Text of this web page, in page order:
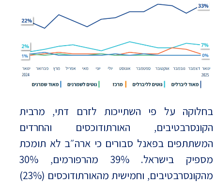
בחלוקה על פי השתייכות לזרם דתי, מרבית
הקונסרבטיבים, האורתודוכסים והחרדים
המשתתפים בפאנל סבורים כי ארה״ב לא תומכת
מספיק בישראל. 39% מהרפורמים, 30%
מהקונסרבטיבים, וחמישית מהאורתודוכסים (23%)